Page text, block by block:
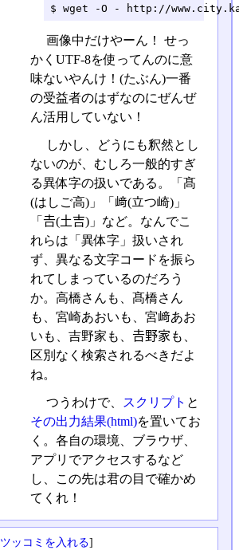
$ wget -O - http://
画像中だけやーん！ せっ
かくUTF-8を使ってんのに意
味ないやんけ！(たぶん)一番
の受益者のはずなのにぜんぜ
ん活用していない！
しかし、どうにも釈然とし
ないのが、むしろ一般的すぎ
る異体字の扱いである。「髙
(はしご高)」「﨑(立つ崎)」
「𠮷(土吉)」など。なんでこ
れらは「異体字」扱いされ
ず、異なる文字コードを振ら
れてしまっているのだろう
か。高橋さんも、髙橋さん
も、宮崎あおいも、宮﨑あお
いも、吉野家も、𠮷野家も、
区別なく検索されるべきだよ
ね。
つうわけで、 スクリプト と
その出力結果(html)を置いてお
く。各自の環境、ブラウザ、
アプリでアクセスするなど
し、この先は君の目で確かめ
てくれ！
ツッコミを入れる]